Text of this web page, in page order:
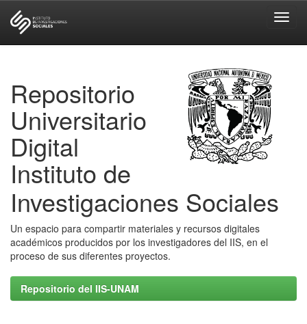
Repositorio
Universitario
Digital
Instituto de
Investigaciones Sociales
Un espacio para compartir materiales y recursos digitales
académicos producidos por los investigadores del IIS, en el
proceso de sus diferentes proyectos.
Repositorio del IIS-UNAM